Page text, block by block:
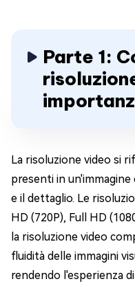
Parte 1:
La risoluzione video si
presenti in
e il dettaglio. Le
HD (720P), Full HD
la risoluzione video
fluidità delle immagini
rendendo l'esperienza